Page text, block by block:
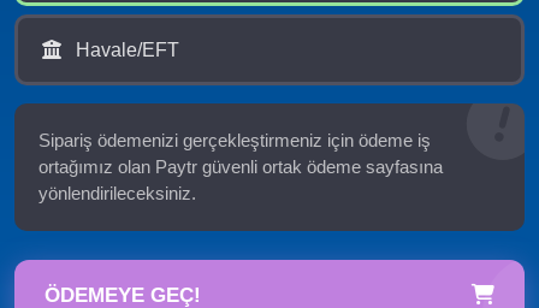
Havale/EFT
Sipariş ödemenizi gerçekleştirmeniz için ödeme iş
ortağımız olan Paytr güvenli ortak ödeme sayfasına
yönlendirileceksiniz.
ÖDEMEYE GEÇ!